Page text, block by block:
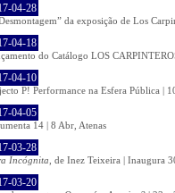
04-28
da exposição de Los
04-18
do Catálogo LOS
04-10
P! Performance na Esfera Pública |
04-05
14 | 8 Abr, Atenas
03-28
Incógnita , de Inez Teixeira | Inaugura
03-20